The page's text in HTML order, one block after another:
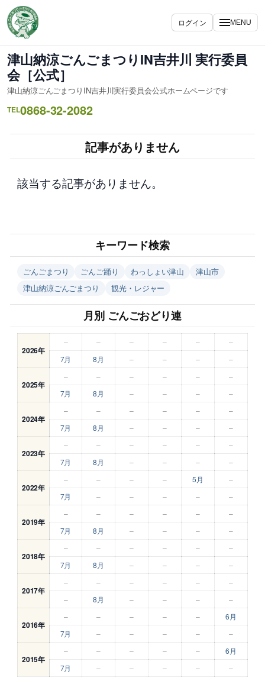
容
を
ス
キ
ッ
プ
ログイン MENU
津山納涼ごんごまつりIN吉井川 実行委員
会［公式］
津山納涼ごんごまつりIN吉井川実行委員会公式ホームページです
TEL0868-32-2082
記事がありません
該当する記事がありません。
キーワード検索
ごんごまつり ごんご踊り わっしょい津山
津山市
津山納涼ごんごまつり
観光・レジャー
月別 ごんごおどり連
2026年
– – – – –
–
7月
8月 – – – –
2025年
– – – – –
–
7月
8月 – – – –
2024年
– – – – –
–
7月
8月 – – – –
2023年
– – – – –
–
7月
8月 – – – –
2022年
– – – – 5月
–
7月
– – – – –
2019年
– – – – –
–
7月
8月 – – – –
2018年
– – – – –
–
7月
8月 – – – –
2017年
– – – – –
–
–
8月 – – – –
2016年
– – – – –
6月
7月
– – – – –
2015年
– – – – –
6月
7月
– – – – –